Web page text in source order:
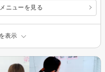
ニューを見る
表示